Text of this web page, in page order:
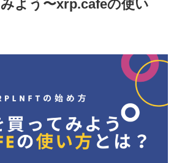
よう〜xrp.cafeの使い